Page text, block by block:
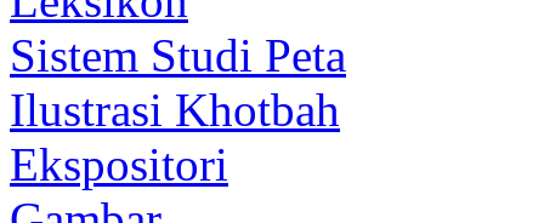
Sistem Studi Peta
Ilustrasi Khotbah
Ekspositori